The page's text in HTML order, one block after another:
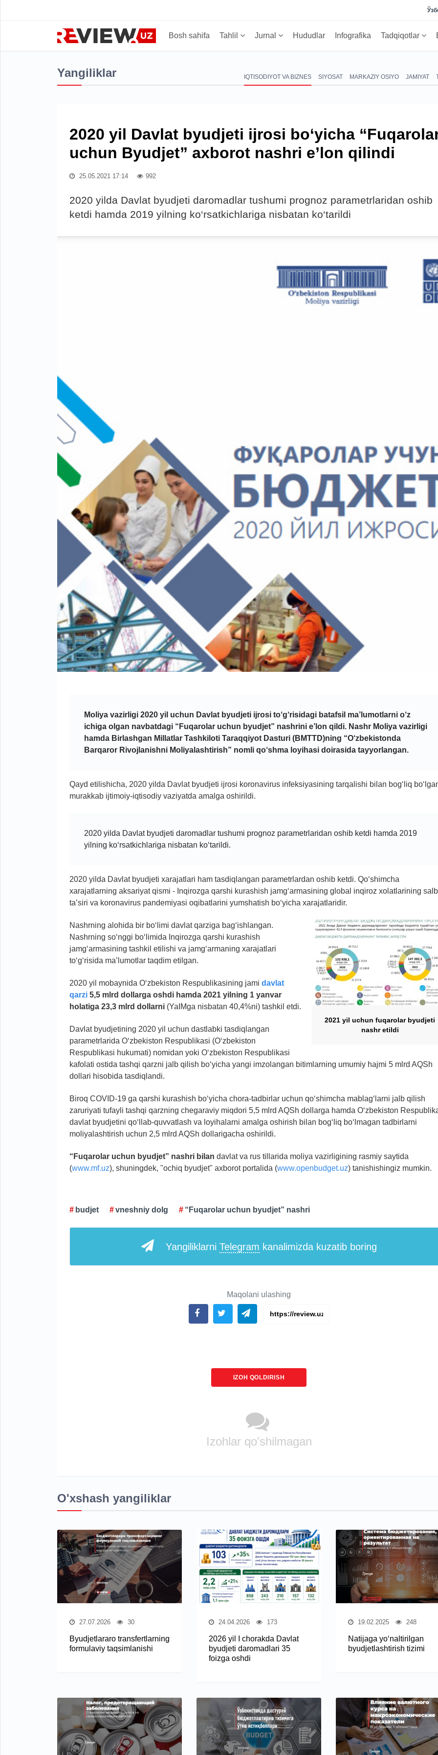
Bosh sahifa Tahlil Jurnal Hududlar Infografika Tadqiqotlar
Yangiliklar IQTISODIYOT VA BIZNES SIYOSAT MARKAZIY OSIYO JAMIYAT
2020 yil Davlat byudjeti ijrosi bo‘yicha
uchun Byudjet” axborot nashri e’lon qilindi
25.05.2021 17:14 992
2020 yilda Davlat byudjeti daromadlar tushumi prognoz parametrlaridan oshib
ketdi hamda 2019 yilning ko‘rsatkichlariga nisbatan ko‘tarildi
Moliya vazirligi 2020 yil uchun Davlat byudjeti ijrosi to‘g‘risidagi batafsil ma’lumotlarni o‘z
ichiga olgan navbatdagi “Fuqarolar uchun byudjet” nashrini e’lon qildi. Nashr Moliya vazirligi
hamda Birlashgan Millatlar Tashkiloti Taraqqiyot Dasturi (BMTTD)ning “O‘zbekistonda
Barqaror Rivojlanishni Moliyalashtirish” nomli qo‘shma loyihasi doirasida tayyorlangan.
Qayd etilishicha, 2020 yilda Davlat byudjeti ijrosi koronavirus infeksiyasining tarqalishi bilan bog‘liq
murakkab ijtimoiy-iqtisodiy vaziyatda amalga oshirildi.
2020 yilda Davlat byudjeti daromadlar tushumi prognoz parametrlaridan oshib ketdi hamda 2019
yilning ko‘rsatkichlariga nisbatan ko‘tarildi.
2020 yilda Davlat byudjeti xarajatlari ham tasdiqlangan parametrlardan oshib ketdi. Qo‘shimcha
xarajatlarning aksariyat qismi - Inqirozga qarshi kurashish jamg‘armasining global inqiroz xolatlarining
ta’siri va koronavirus pandemiyasi oqibatlarini yumshatish bo‘yicha xarajatlaridir.
2021 yil uchun fuqarolar byudjeti
nashr etildi
Nashrning alohida bir bo‘limi davlat qarziga bag‘ishlangan.
Nashrning so‘nggi bo‘limida Inqirozga qarshi kurashish
jamg‘armasining tashkil etilishi va jamg‘armaning xarajatlari
to‘g‘risida ma’lumotlar taqdim etilgan.
2020 yil mobaynida O‘zbekiston Respublikasining jami davlat
qarzi 5,5 mlrd dollarga oshdi hamda 2021 yilning 1 yanvar
holatiga 23,3 mlrd dollarni (YaIMga nisbatan 40,4%ni) tashkil etdi.
Davlat byudjetining 2020 yil uchun dastlabki tasdiqlangan
parametrlarida O‘zbekiston Respublikasi (O‘zbekiston
Respublikasi hukumati) nomidan yoki O‘zbekiston Respublikasi
kafolati ostida tashqi qarzni jalb qilish bo‘yicha yangi imzolangan bitimlarning umumiy hajmi 5 mlrd AQSh
dollari hisobida tasdiqlandi.
Biroq COVID-19 ga qarshi kurashish bo‘yicha chora-tadbirlar uchun qo‘shimcha mablag‘larni jalb qilish
zaruriyati tufayli tashqi qarzning chegaraviy miqdori 5,5 mlrd AQSh dollarga hamda O‘zbekiston
davlat byudjetini qo‘llab-quvvatlash va loyihalarni amalga oshirish bilan bog‘liq bo‘lmagan tadbirlarni
moliyalashtirish uchun 2,5 mlrd AQSh dollarigacha oshirildi.
“Fuqarolar uchun byudjet” nashri bilan davlat va rus tillarida moliya vazirligining rasmiy saytida
(www.mf.uz), shuningdek, "ochiq byudjet" axborot portalida (www.openbudget.uz) tanishishingiz mumkin.
budjet vneshniy dolg “Fuqarolar uchun byudjet” nashri
Yangiliklarni Telegram kanalimizda kuzatib boring
Maqolani ulashing
IZOH QOLDIRISH
Izohlar qo'shilmagan
O'xshash yangiliklar
27.07.2026 30
Byudjetlararo transfertlarning
formulaviy taqsimlanishi
24.04.2026 173
2026 yil I chorakda Davlat
byudjeti daromadlari 35
foizga oshdi
19.02.2025 248
Natijaga yo‘naltirilgan
byudjetlashtirish tizimi